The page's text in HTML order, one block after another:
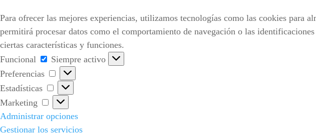
Para ofrecer las mejores experiencias, utilizamos tecnologías como las cookies para
permitirá procesar datos como el comportamiento de navegación o las
ciertas características y funciones.
Funcional
Funcional
Siempre activo
Preferencias
Preferencias
Estadísticas
Estadísticas
Marketing
Marketing
Administrar opciones
Gestionar los servicios